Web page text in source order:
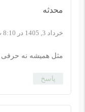
محدثه
خرداد 3, 1405 در 8:10 ب.ظ
مثل همیشه نه حرفی
پاسخ